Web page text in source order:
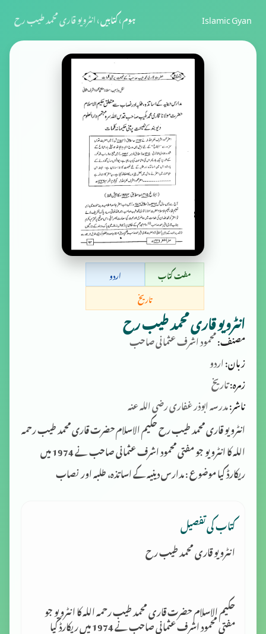
Islamic Gyan ہوم›کتابیں›انٹرویو قاری محمد طیب رح
مفت کتاب
اردو
تاریخ
انٹرویو قاری محمد طیب رح
مصنف:محمود اشرف عثمانی صاحب
زبان:اردو
زمرہ:تاریخ
ناشر:مدرسہ ابوذر غفاری رضی اللہ عنہ
انٹرویو قاری محمد طیب رح حکیم الاسلام حضرت قاری محمد طیب رحمہ
اللہ کا انٹرویو جو مفتی محمود اشرف عثمانی صاحب نے 1974 میں
ریکارڈ کیا موضوع : مدارس دینیہ کے اساتذہ، طلبہ اور نصاب
کتاب کی تفصیل
انٹرویو قاری محمد طیب رح
حکیم الاسلام حضرت قاری محمد طیب رحمہ اللہ کا انٹرویو جو
مفتی محمود اشرف عثمانی صاحب نے 1974 میں ریکارڈ کیا